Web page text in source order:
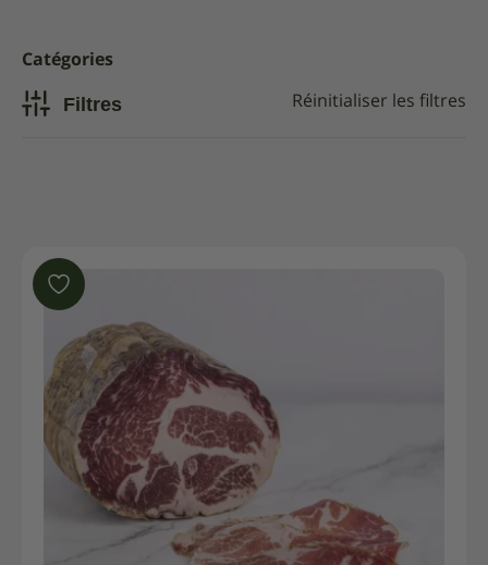
Catégories
Filtres Réinitialiser les filtres